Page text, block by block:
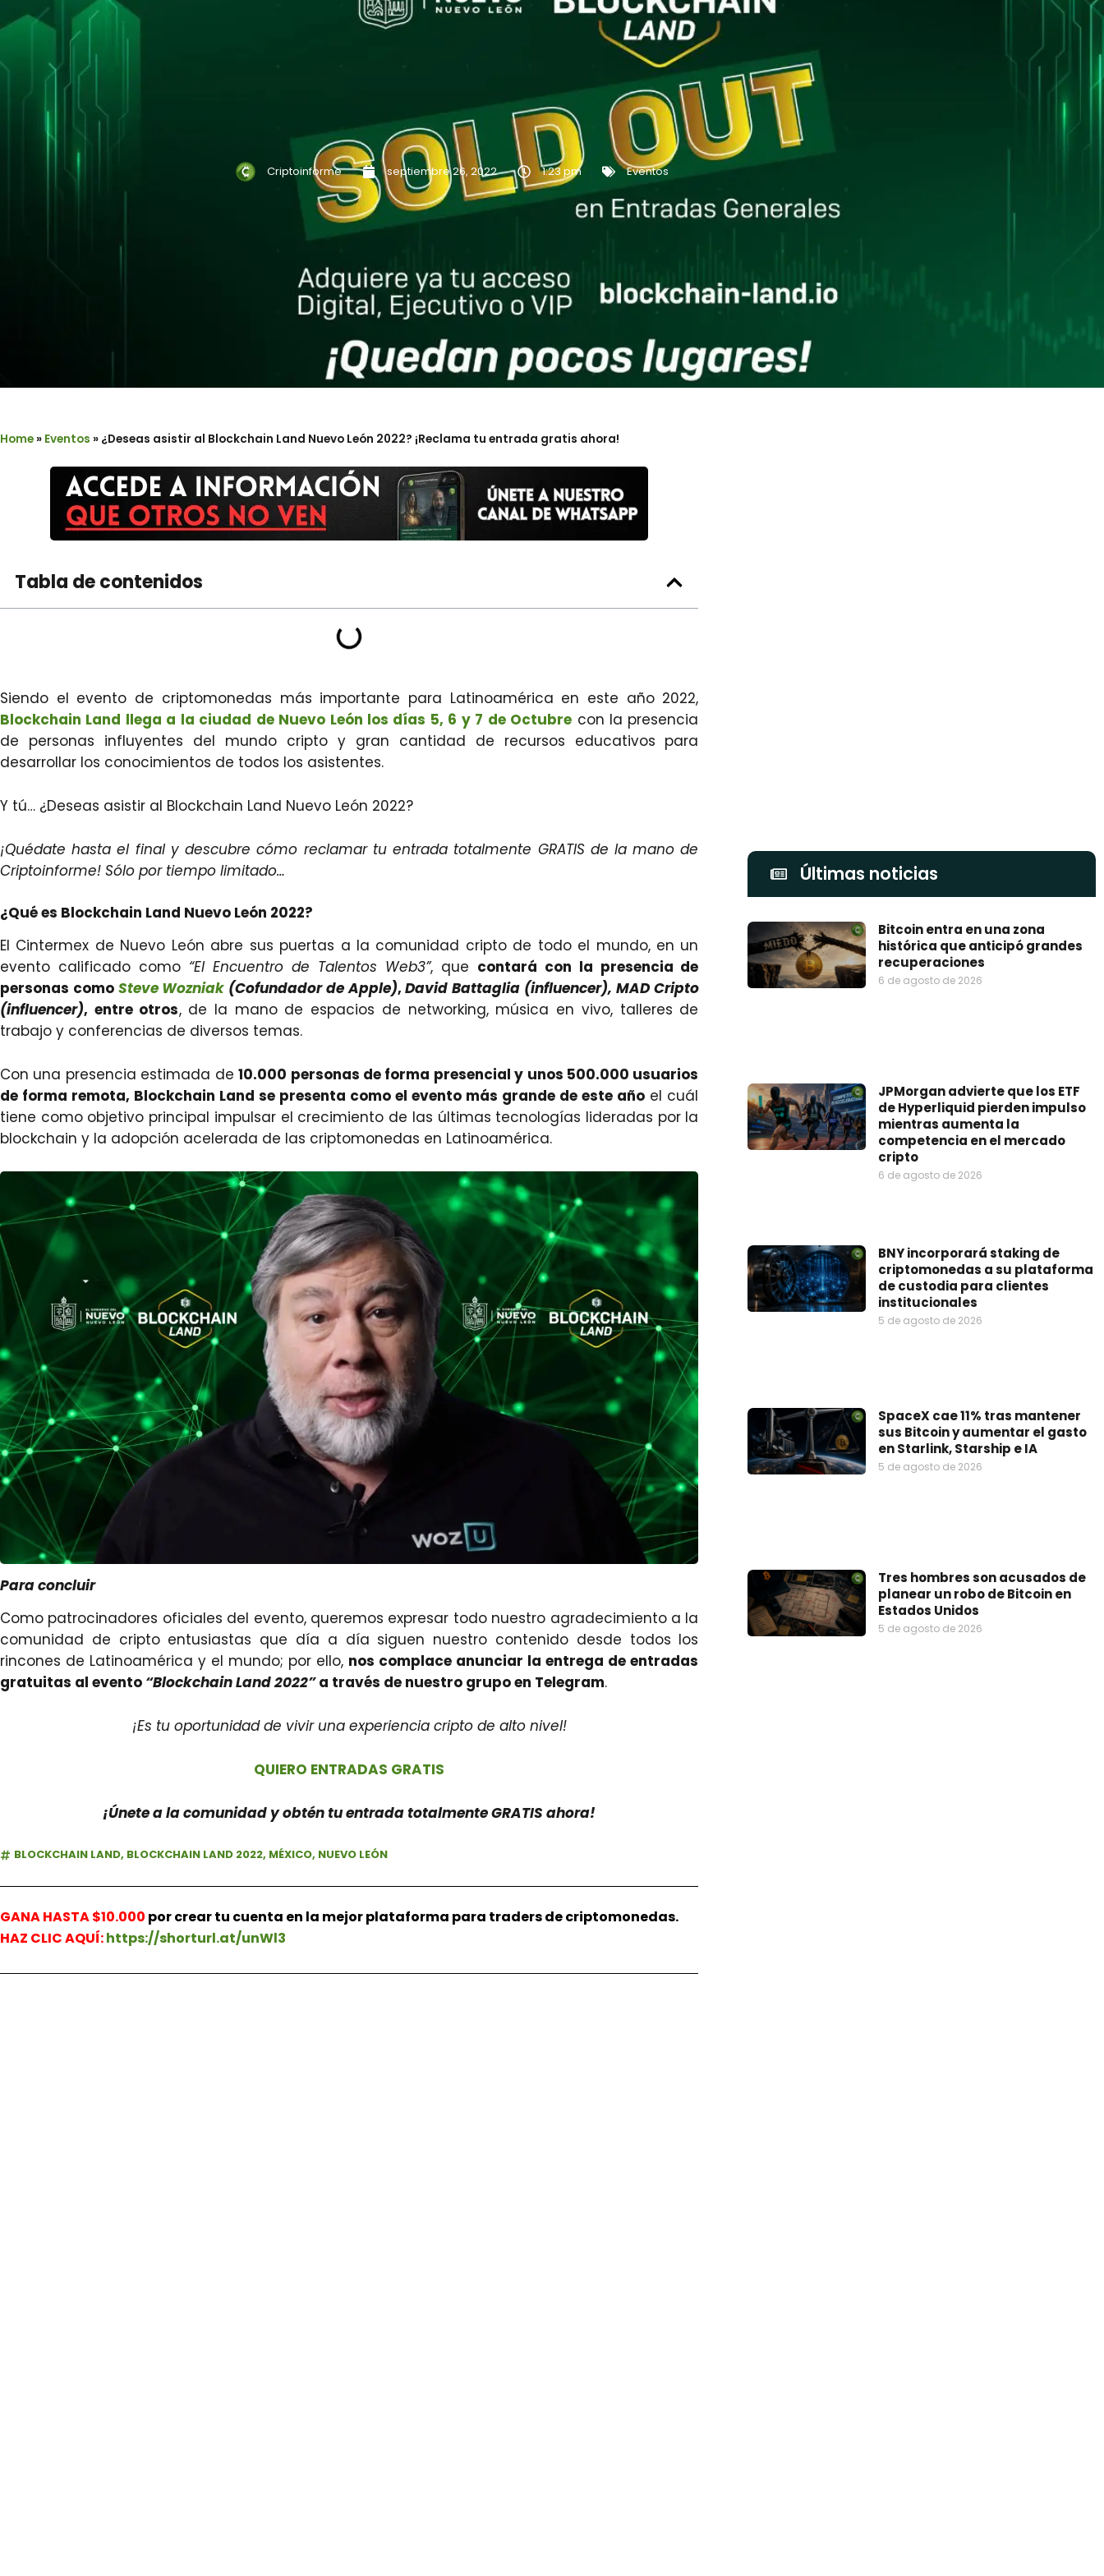
Criptoinforme septiembre 26, 2022 1:23 pm Eventos
Home» Eventos » ¿Deseas asistir al Blockchain Land Nuevo León 2022? ¡Reclama tu entrada gratis ahora!
Tabla de contenidos
Siendo el evento de criptomonedas más importante para Latinoamérica en este año 2022,
Blockchain Land llega a la ciudad de Nuevo León los días 5, 6 y 7 de Octubre con la presencia
de personas influyentes del mundo cripto y gran cantidad de recursos educativos para
desarrollar los conocimientos de todos los asistentes.
Y tú… ¿Deseas asistir al Blockchain Land Nuevo León 2022?
¡Quédate hasta el final y descubre cómo reclamar tu entrada totalmente GRATIS de la mano de
Criptoinforme! Sólo por tiempo limitado…
¿Qué es Blockchain Land Nuevo León 2022?
El Cintermex de Nuevo León abre sus puertas a la comunidad cripto de todo el mundo, en un
evento calificado como“El Encuentro de Talentos Web3”, que contará con la presencia de
personas como Steve Wozniak (Cofundador de Apple),David Battaglia (influencer), MAD Cripto
(influencer), entre otros, de la mano de espacios de networking, música en vivo, talleres de
trabajo y conferencias de diversos temas.
Con una presencia estimada de10.000 personas de forma presencial y unos 500.000 usuarios
de forma remota, Blockchain Land se presenta como el evento más grande de este año el cuál
tiene como objetivo principal impulsar el crecimiento de las últimas tecnologías lideradas por la
blockchain y la adopción acelerada de las criptomonedas en Latinoamérica.
Para concluir
Como patrocinadores oficiales del evento, queremos expresar todo nuestro agradecimiento a la
comunidad de cripto entusiastas que día a día siguen nuestro contenido desde todos los
rincones de Latinoamérica y el mundo; por ello, nos complace anunciar la entrega de entradas
gratuitas al evento “Blockchain Land 2022”a través de nuestro grupo en Telegram.
¡Es tu oportunidad de vivir una experiencia cripto de alto nivel!
QUIERO ENTRADAS GRATIS
¡Únete a la comunidad y obtén tu entrada totalmente GRATIS ahora!
BLOCKCHAIN LAND, BLOCKCHAIN LAND 2022, MÉXICO, NUEVO LEÓN
GANA HASTA $10.000 por crear tu cuenta en la mejor plataforma para traders de criptomonedas.
HAZ CLIC AQUÍ:https://shorturl.at/unWl3
Últimas noticias
Bitcoin entra en una zona
histórica que anticipó grandes
recuperaciones
6 de agosto de 2026
JPMorgan advierte que los ETF
de Hyperliquid pierden impulso
mientras aumenta la
competencia en el mercado
cripto
6 de agosto de 2026
BNY incorporará staking de
criptomonedas a su plataforma
de custodia para clientes
institucionales
5 de agosto de 2026
SpaceX cae 11% tras mantener
sus Bitcoin y aumentar el gasto
en Starlink, Starship e IA
5 de agosto de 2026
Tres hombres son acusados de
planear un robo de Bitcoin en
Estados Unidos
5 de agosto de 2026